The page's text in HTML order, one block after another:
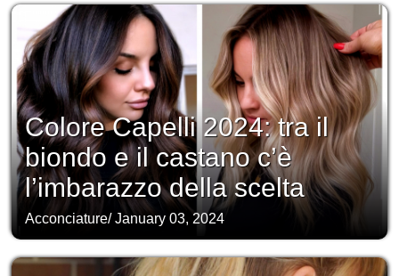
Colore Capelli 2024: tra il
biondo e il castano c’è
l’imbarazzo della scelta
Acconciature/January 03, 2024